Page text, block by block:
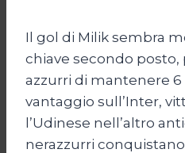
Il gol di Milik sembra
chiave secondo
azzurri di mantenere
vantaggio sull’Inter,
l’Udinese nell’altro
nerazzurri